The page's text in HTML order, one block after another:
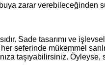
zarar verebileceğinden
Sade tasarımı ve
seferinde mükemmel
taşıyabilirsiniz.